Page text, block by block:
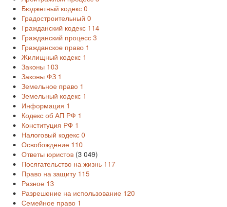
Бюджетный кодекс 0
Градостроительный 0
Гражданский кодекс 114
Гражданский процесс 3
Гражданское право 1
Жилищный кодекс 1
Законы 103
Законы ФЗ 1
Земельное право 1
Земельный кодекс 1
Информация 1
Кодекс об АП РФ 1
Конституция РФ 1
Налоговый кодекс 0
Освобождение 110
Ответы юристов (3 049)
Посягательство на жизнь 117
Право на защиту 115
Разное 13
Разрешение на использование 120
Семейное право 1